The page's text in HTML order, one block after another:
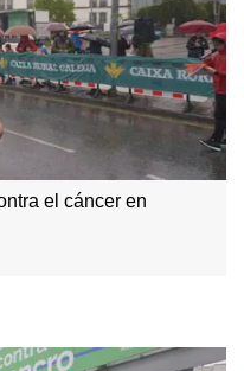
el cáncer en